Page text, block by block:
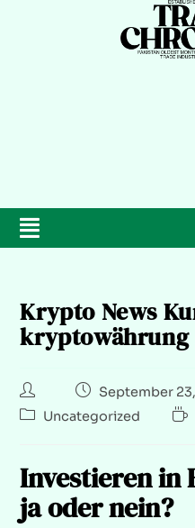
Krypto News
kryptowährung
September
Uncategorized
Investieren in
ja oder nein?